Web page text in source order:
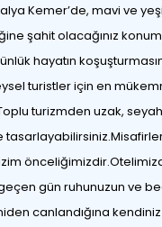
Kemer’de, mavi ve
şahit olacağınız
hayatın
turistler için en
turizmden uzak,
gün ruhunuzun ve
canlandığına